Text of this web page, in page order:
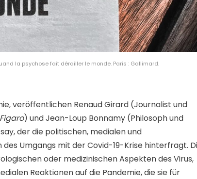
la psychose fait dérailler le monde. Paris : Gallimard.
veröffentlichen Renaud Girard (Journalist und
) und Jean-Loup Bonnamy (Philosoph und
der die politischen, medialen und
Umgangs mit der Covid-19-Krise hinterfragt.
oder medizinischen Aspekten des Virus,
Reaktionen auf die Pandemie, die sie für